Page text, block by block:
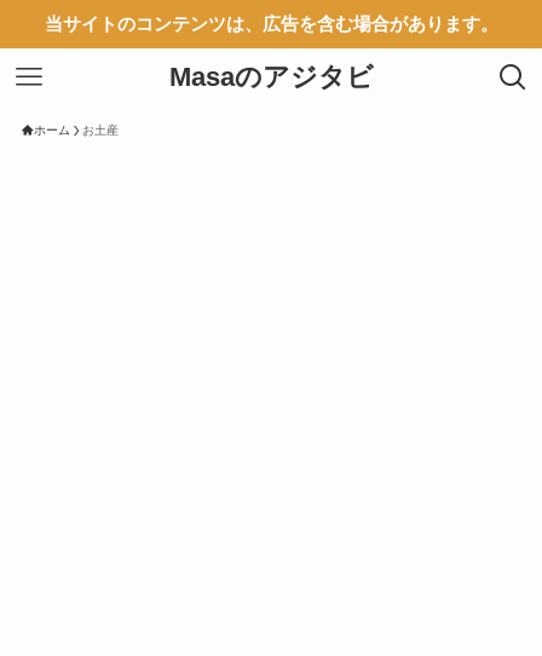
当サイトのコンテンツは、広告を含む場合があります。
Masaのアジタビ
ホーム お土産